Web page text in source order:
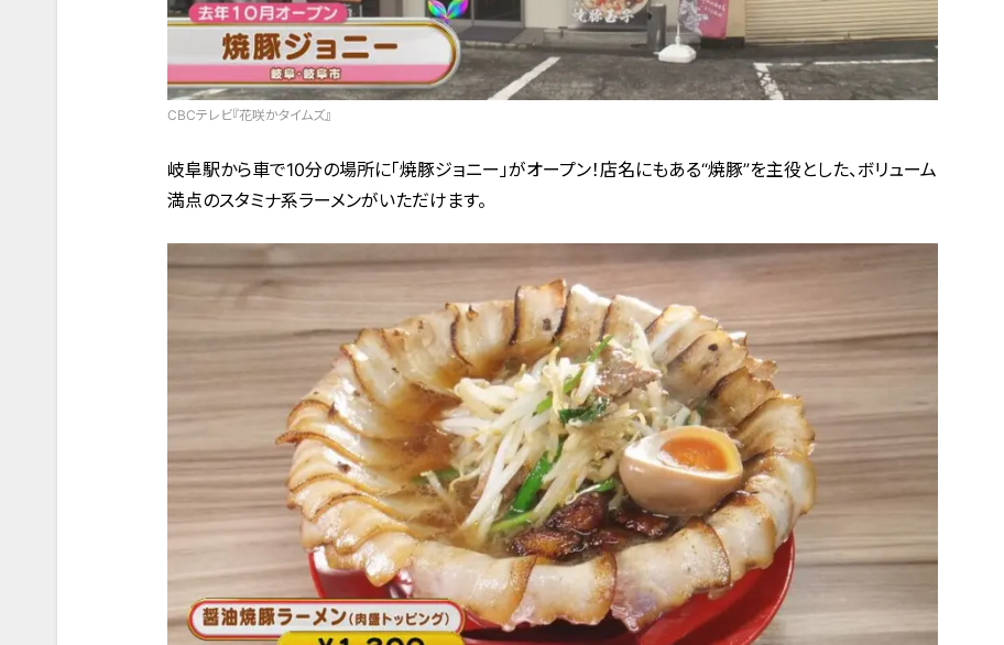
CBCテレビ『花咲かタイムズ』
岐阜駅から車で10分の場所に「焼豚ジョニー」がオープン！店名にもある“焼豚”を主役とした、ボリューム
満点のスタミナ系ラーメンがいただけます。